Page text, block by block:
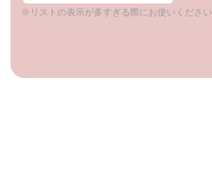
※リストの表示が多すぎる際にお使いください